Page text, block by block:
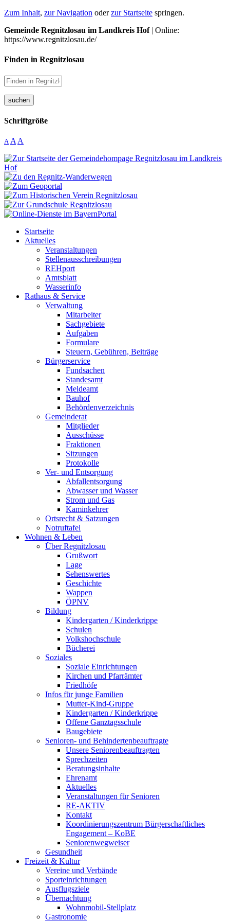
Zum Inhalt, zur Navigation oderzur Startseite springen.
Gemeinde Regnitzlosau im Landkreis Hof| Online:
https://www.regnitzlosau.de/
Finden in Regnitzlosau
suchen
Schriftgröße
A A A
Startseite
Aktuelles
Veranstaltungen
Stellenausschreibungen
REHport
Amtsblatt
Wasserinfo
Rathaus & Service
Verwaltung
Mitarbeiter
Sachgebiete
Aufgaben
Formulare
Steuern, Gebühren, Beiträge
Bürgerservice
Fundsachen
Standesamt
Meldeamt
Bauhof
Behördenverzeichnis
Gemeinderat
Mitglieder
Ausschüsse
Fraktionen
Sitzungen
Protokolle
Ver- und Entsorgung
Abfallentsorgung
Abwasser und Wasser
Strom und Gas
Kaminkehrer
Ortsrecht & Satzungen
Notruftafel
Wohnen & Leben
Über Regnitzlosau
Grußwort
Lage
Sehenswertes
Geschichte
Wappen
ÖPNV
Bildung
Kindergarten / Kinderkrippe
Schulen
Volkshochschule
Bücherei
Soziales
Soziale Einrichtungen
Kirchen und Pfarrämter
Friedhöfe
Infos für junge Familien
Mutter-Kind-Gruppe
Kindergarten / Kinderkrippe
Offene Ganztagsschule
Baugebiete
Senioren- und Behindertenbeauftragte
Unsere Seniorenbeauftragten
Sprechzeiten
Beratungsinhalte
Ehrenamt
Aktuelles
Veranstaltungen für Senioren
RE-AKTIV
Kontakt
Koordinierungszentrum Bürgerschaftliches
Engagement – KoBE
Seniorenwegweiser
Gesundheit
Freizeit & Kultur
Vereine und Verbände
Sporteinrichtungen
Ausflugsziele
Übernachtung
Wohnmobil-Stellplatz
Gastronomie